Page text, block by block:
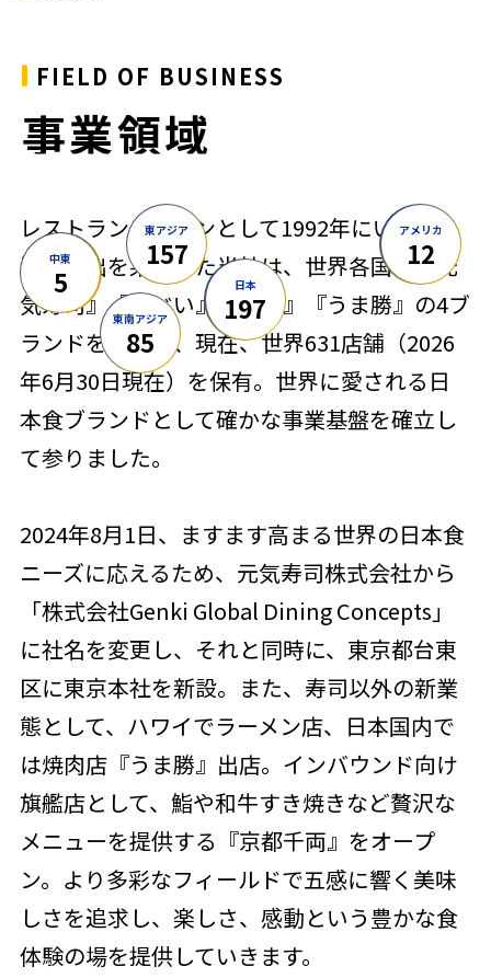
FIELD OF BUSINESS
事業領域
中東
5
東アジア
157
東南アジア
85
日本
197
アメリカ
12
レストランチェーンとして1992年にいち早く
海外進出を果たした当社は、世界各国で『元
気寿司』『魚べい』『千両』『うま勝』の4ブ
ランドを展開し、現在、世界631店舗（2026
年6月30日現在）を保有。世界に愛される日
本食ブランドとして確かな事業基盤を確立し
て参りました。
2024年8月1日、ますます高まる世界の日本食
ニーズに応えるため、元気寿司株式会社から
「株式会社Genki Global Dining Concepts」
に社名を変更し、それと同時に、東京都台東
区に東京本社を新設。また、寿司以外の新業
態として、ハワイでラーメン店、日本国内で
は焼肉店『うま勝』出店。インバウンド向け
旗艦店として、鮨や和牛すき焼きなど贅沢な
メニューを提供する『京都千両』をオープ
ン。より多彩なフィールドで五感に響く美味
しさを追求し、楽しさ、感動という豊かな食
体験の場を提供していきます。